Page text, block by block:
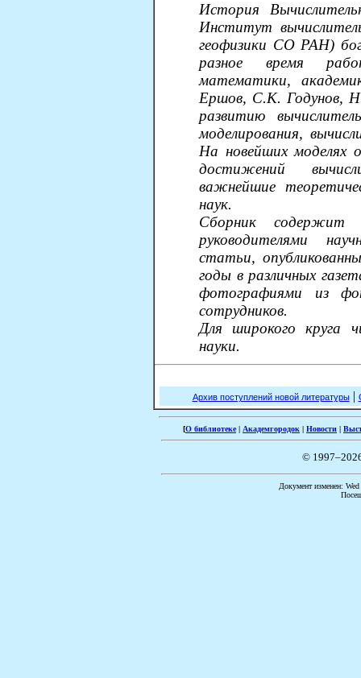
История
Институт
геофизики СО РАН)
разное время
математики,
Ершов, С.К. Годунов,
развитию
моделирования,
На новейших моделях
достижений
важнейшие
наук.
Сборник содержит
руководителями
статьи,
годы в различных
фотографиями из
сотрудников.
Для широкого круга
науки.
Архив поступлений новой литературы|
[О библиотеке| Академгородок | Новости |
©
Документ изменен: